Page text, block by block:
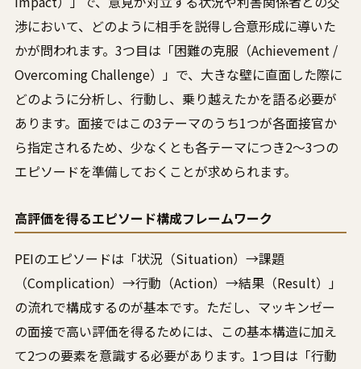
渉において、どのように相手を説得し合意形成に導いた
かが問われます。3つ目は「困難の克服（Achievement /
Overcoming Challenge）」で、大きな壁に直面した際に
どのように分析し、行動し、乗り越えたかを語る必要が
あります。面接ではこの3テーマのうち1つが各面接官か
ら指定されるため、少なくとも各テーマにつき2〜3つの
エピソードを準備しておくことが求められます。
高評価を得るエピソード構成フレームワーク
PEIのエピソードは「状況（Situation）→課題
（Complication）→行動（Action）→結果（Result）」
の流れで構成するのが基本です。ただし、マッキンゼー
の面接で高い評価を得るためには、この基本構造に加え
て2つの要素を意識する必要があります。1つ目は「行動